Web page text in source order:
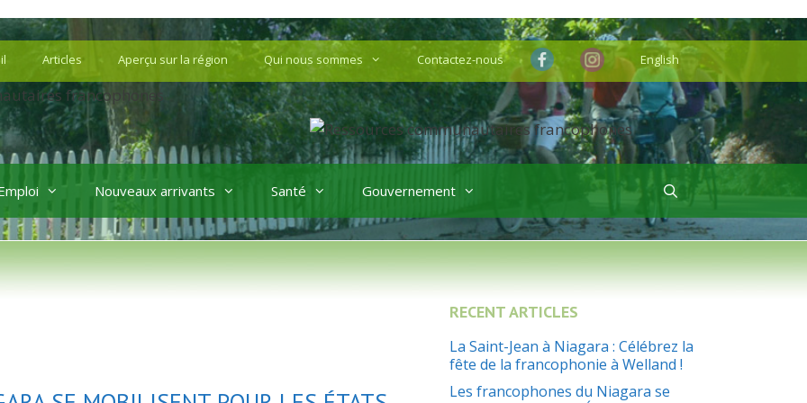
Articles Aperçu sur la région Qui nous sommes Contactez-nous English
Nouveaux arrivants Santé Gouvernement
RECENT ARTICLES
La Saint-Jean à Niagara : Célébrez la
fête de la francophonie à Welland !
Les francophones du Niagara se